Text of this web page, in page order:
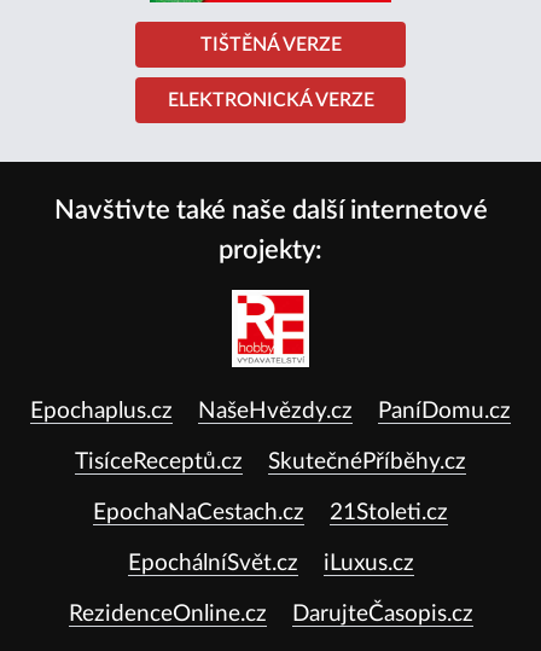
TIŠTĚNÁ VERZE
ELEKTRONICKÁ VERZE
Navštivte také naše další internetové
projekty:
Epochaplus.cz NašeHvězdy.cz PaníDomu.cz
TisíceReceptů.cz SkutečnéPříběhy.cz
EpochaNaCestach.cz 21Stoleti.cz
EpochálníSvět.cz iLuxus.cz
RezidenceOnline.cz DarujteČasopis.cz